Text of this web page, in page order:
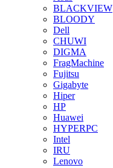
BLACKVIEW
BLOODY
Dell
CHUWI
DIGMA
FragMachine
Fujitsu
Gigabyte
Hiper
HP
Huawei
HYPERPC
Intel
IRU
Lenovo